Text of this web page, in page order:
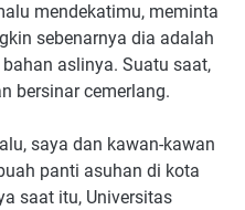
mendekatimu, meminta
sebenarnya dia adalah
aslinya. Suatu saat,
bersinar cemerlang.
saya dan kawan-kawan
panti asuhan di kota
saat itu, Universitas